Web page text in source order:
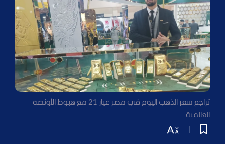
تراجع سعر الذهب اليوم في مصر عيار 21 مع هبوط الأونصة
العالمية